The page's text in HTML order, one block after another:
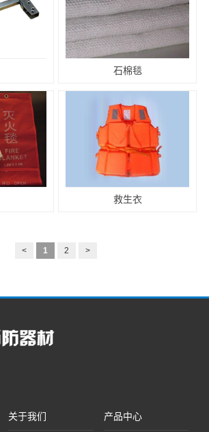
石棉毯
救生衣
< 1 2 >
关于我们 产品中心